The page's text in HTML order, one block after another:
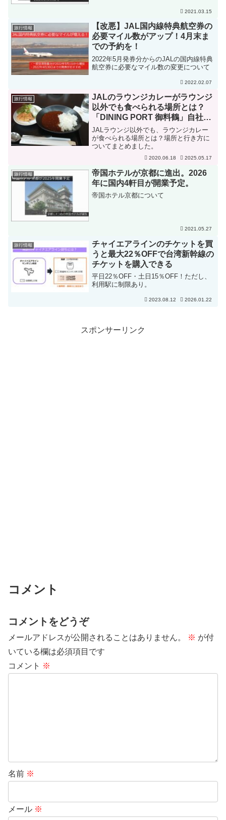
2021.03.15
旅行情報
【改悪】JAL国内線特典航空券の
必要マイル数がアップ！4月末ま
での予約を！
2022年5月発券分からのJALの国内線特典
航空券に必要なマイル数の変更について
2022.02.07
旅行情報
JALのラウンジカレーがラウンジ
以外でも食べられる場所とは？
「DINING PORT 御料鶴」自社農
園のいちごの直売も！
JALラウンジ以外でも、ラウンジカレー
が食べられる場所とは？場所と行き方に
ついてまとめました。
2020.06.18 2025.05.17
旅行情報
帝国ホテルが京都に進出。2026
年に国内4軒目が開業予定。
帝国ホテル京都について
2021.05.27
旅行情報
チャイエアラインのチケットを買
うと最大22％OFFで台湾新幹線の
チケットを購入できる
平日22％OFF・土日15％OFF！ただし、
利用駅に制限あり。
2023.08.12 2026.01.22
スポンサーリンク
コメント
コメントをどうぞ
メールアドレスが公開されることはありません。 ※ が付
いている欄は必須項目です
コメント ※
名前 ※
メール ※